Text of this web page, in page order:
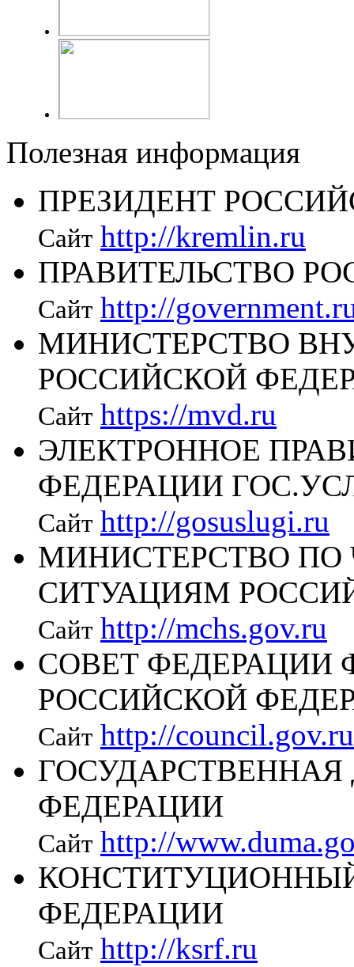
Полезная информация
ПРЕЗИДЕНТ
Сайт http://kremlin.ru
ПРАВИТЕЛЬСТВО
Сайт http://
МИНИСТЕРСТВО
РОССИЙСКОЙ
Сайт https://mvd.ru
ЭЛЕКТРОННОЕ
ФЕДЕРАЦИИ
Сайт http://gosuslugi.ru
МИНИСТЕРСТВО
СИТУАЦИЯМ
Сайт http://mchs.gov.ru
СОВЕТ ФЕДЕРАЦИИ
РОССИЙСКОЙ
Сайт http://council.gov.ru
ФЕДЕРАЦИИ
Сайт http://
ФЕДЕРАЦИИ
Сайт http://ksrf.ru